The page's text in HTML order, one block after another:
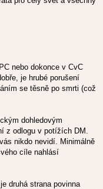
nebo dokonce v CvC
je hrubé porušení
se těsně po smrti (což
dohledovým
z odlogu v potížích DM.
nikdo nevidí. Minimálně
cíle nahlásí
druhá strana povinna